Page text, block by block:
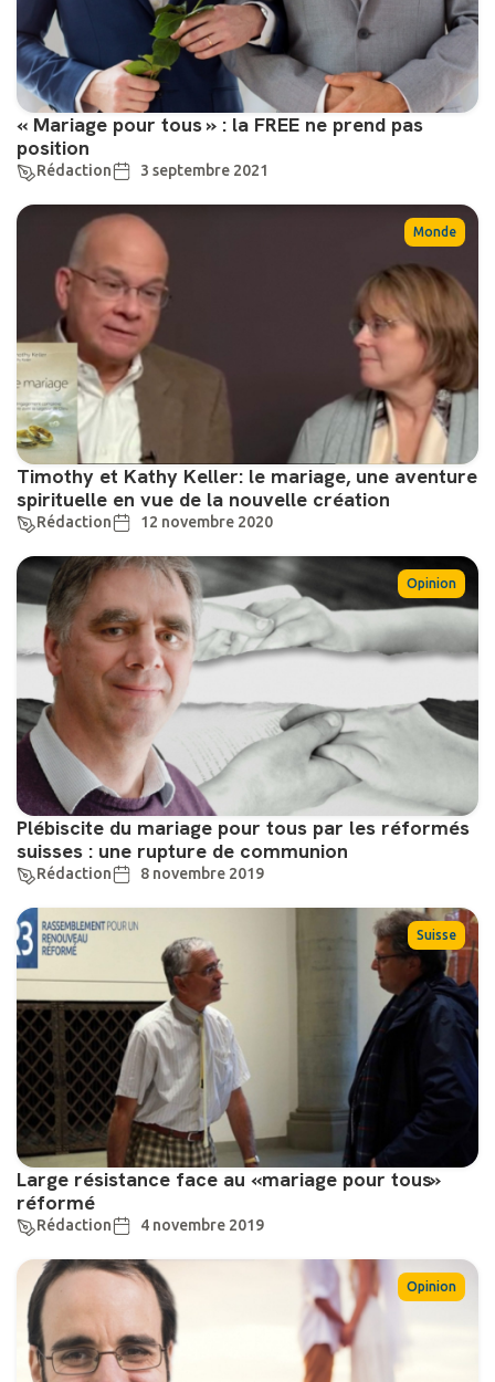
« Mariage pour tous » : la FREE ne prend pas
position
Rédaction 3 septembre 2021
Monde
Timothy et Kathy Keller: le mariage, une aventure
spirituelle en vue de la nouvelle création
Rédaction 12 novembre 2020
Opinion
Plébiscite du mariage pour tous par les réformés
suisses : une rupture de communion
Rédaction 8 novembre 2019
Suisse
Large résistance face au «mariage pour tous»
réformé
Rédaction 4 novembre 2019
Opinion